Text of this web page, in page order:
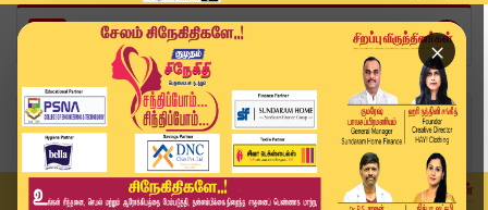
×
Home
வீடியோ ஸ்டோரி
இ.பி.எஸ் தலைமையில் அதிமுக மா.செ கூட்டம் #admk #...